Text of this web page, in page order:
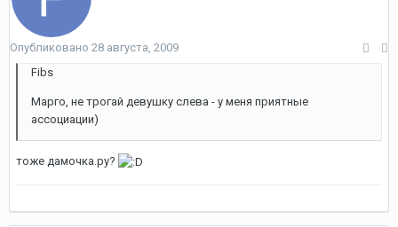
Опубликовано 28 августа, 2009
Fibs
Марго, не трогай девушку слева - у меня приятные
ассоциации)
тоже дамочка.ру?